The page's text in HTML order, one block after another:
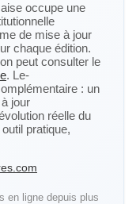
occupe une
de mise à jour
chaque édition.
peut consulter le
. Le-
: un
jour
réelle du
pratique,
en ligne depuis plus